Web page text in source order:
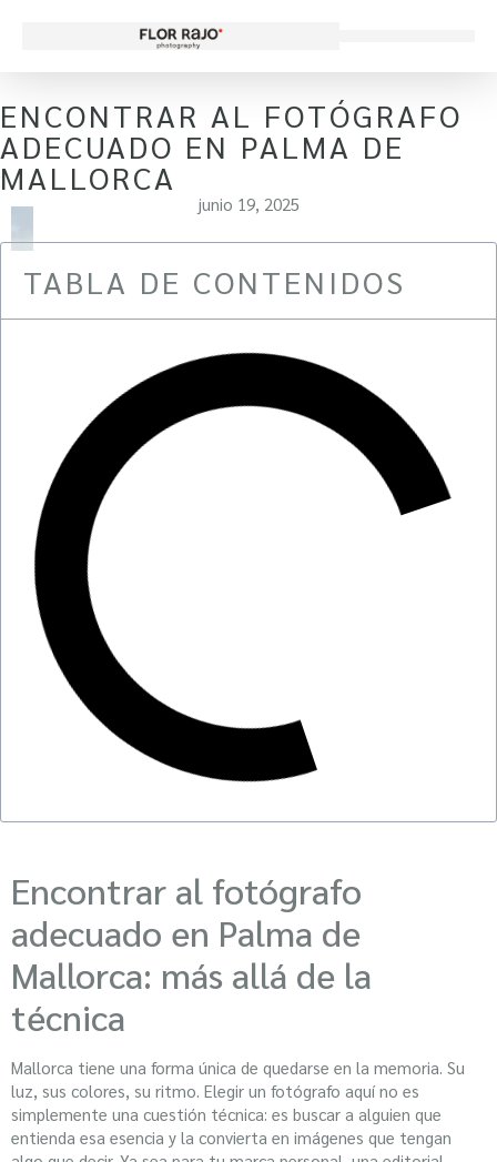
ENCONTRAR AL FOTÓGRAFO
ADECUADO EN PALMA DE
MALLORCA
junio 19, 2025
TABLA DE CONTENIDOS
Encontrar al fotógrafo
adecuado en Palma de
Mallorca: más allá de la
técnica
Mallorca tiene una forma única de quedarse en la memoria. Su
luz, sus colores, su ritmo. Elegir un fotógrafo aquí no es
simplemente una cuestión técnica: es buscar a alguien que
entienda esa esencia y la convierta en imágenes que tengan